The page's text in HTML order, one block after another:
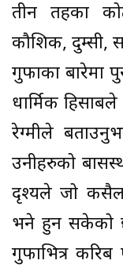
तीन तहका
कौशिक, दुम्सी,
गुफाका बारेमा
धार्मिक
रेग्मीले
उनीहरुको
दृश्यले जो
भने हुन सकेको
गुफाभित्र